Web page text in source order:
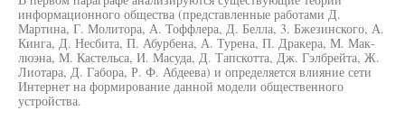
информационного общества (представленные работами Д.
Мартина, Г. Молитора, А. Тоффлера, Д. Белла, 3. Бжезинского, А.
Кинга, Д. Несбита, П. Абурбена, А. Турена, П. Дракера, М. Мак-
люэна, М. Кастельса, И. Масуда, Д. Тапскотта, Дж. Гэлбрейта, Ж.
Лиотара, Д. Габора, Р. Ф. Абдеева) и определяется влияние сети
Интернет на формирование данной модели общественного
устройства.